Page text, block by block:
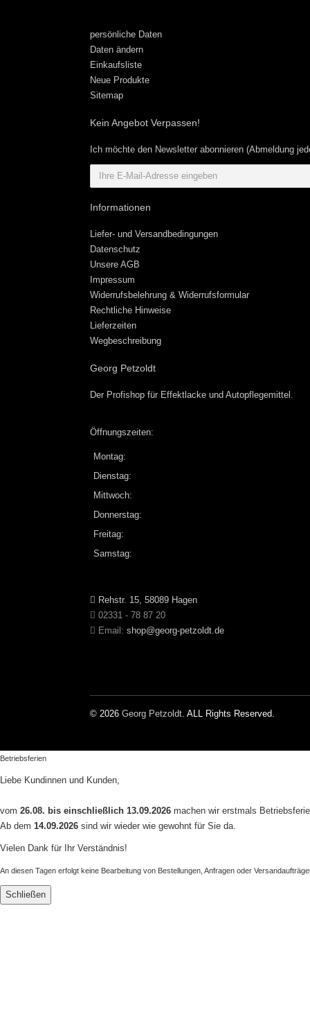
persönliche Daten
Daten ändern
Einkaufsliste
Neue Produkte
Sitemap
Kein Angebot Verpassen!
Ich möchte den Newsletter abonnieren (Abmeldung
Informationen
Liefer- und Versandbedingungen
Datenschutz
Unsere AGB
Impressum
Widerrufsbelehrung & Widerrufsformular
Rechtliche Hinweise
Lieferzeiten
Wegbeschreibung
Georg Petzoldt
Der Profishop für Effektlacke und Autopflegemittel
Öffnungszeiten:
Montag:
Dienstag:
Mittwoch:
Donnerstag:
Freitag:
Samstag:
Rehstr. 15, 58089 Hagen
02331 - 78 87 20
Email: shop@georg-petzoldt.de
© 2026 Georg Petzoldt. ALL Rights Reserved.
Betriebsferien
Liebe Kundinnen und Kunden,
vom 26.08. bis einschließlich 13.09.2026 machen wir erstmals
Ab dem 14.09.2026 sind wir wieder wie gewohnt für Sie da.
Vielen Dank für Ihr Verständnis!
An diesen Tagen erfolgt keine Bearbeitung von Bestellungen, Anfragen oder
Schließen